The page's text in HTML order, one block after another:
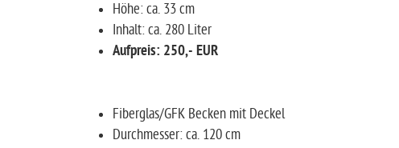
Höhe: ca. 33 cm
Inhalt: ca. 280 Liter
Aufpreis: 250,- EUR
Fiberglas/GFK Becken mit Deckel
Durchmesser: ca. 120 cm